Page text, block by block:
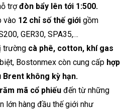
trợđòn bẩy lên tới 1:500.
vào 12 chỉ số thế giới gồm
GER30, SPA35,…
trường cà phê, cotton, khí gas
Bostonmex còn cung cấp hợp
Brent không kỳ hạn.
mã cổ phiếu đến từ những
lớn hàng đầu thế giới như